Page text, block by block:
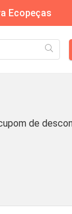
Ecopeças
de